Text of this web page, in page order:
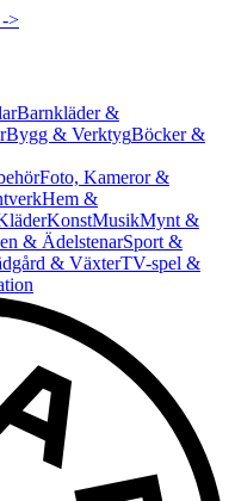
->
Barnkläder &
Bygg & VerktygBöcker &
Foto, Kameror &
Hem &
KonstMusikMynt &
& ÄdelstenarSport &
& VäxterTV-spel &